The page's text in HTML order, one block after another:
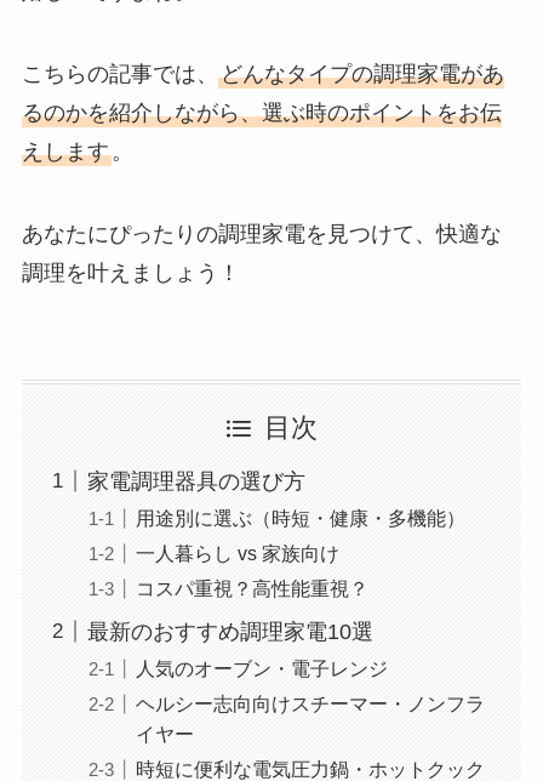
こちらの記事では、 どんなタイプの調理家電があ
るのかを紹介しながら、選ぶ時のポイントをお伝
えします。
あなたにぴったりの調理家電を見つけて、快適な
調理を叶えましょう！
目次
家電調理器具の選び方
用途別に選ぶ（時短・健康・多機能）
一人暮らし vs 家族向け
コスパ重視？高性能重視？
最新のおすすめ調理家電10選
人気のオーブン・電子レンジ
ヘルシー志向向けスチーマー・ノンフラ
イヤー
時短に便利な電気圧力鍋・ホットクック